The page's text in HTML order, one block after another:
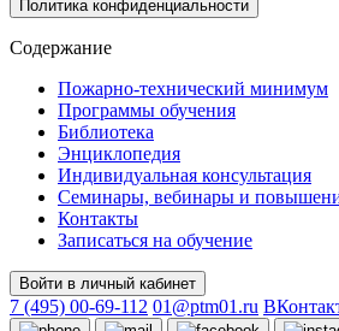
Политика конфиденциальности
Содержание
Пожарно-технический минимум
Программы обучения
Библиотека
Энциклопедия
Индивидуальная консультация
Семинары, вебинары и
Контакты
Записаться на обучение
Войти в личный кабинет
7 (495) 00-69-112 01@ptm01.ru